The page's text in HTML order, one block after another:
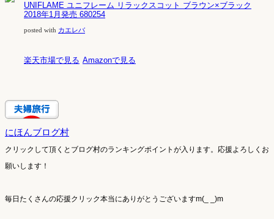
UNIFLAME ユニフレーム リラックスコット ブラウン×ブラック
2018年1月発売 680254
posted with カエレバ
楽天市場で見る Amazonで見る
にほんブログ村
クリックして頂くとブログ村のランキングポイントが入ります。 応援よろしくお
願いします！
毎日たくさんの応援クリック本当にありがとうございますm(_ _)m